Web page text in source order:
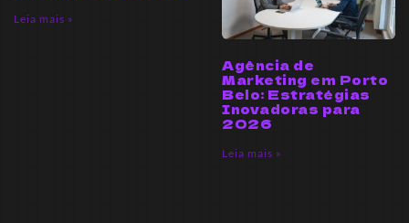
Leia mais »
Agência de
Marketing em Porto
Belo: Estratégias
Inovadoras para
2026
Leia mais »